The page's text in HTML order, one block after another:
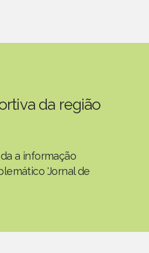
da região
a informação
'Jornal de